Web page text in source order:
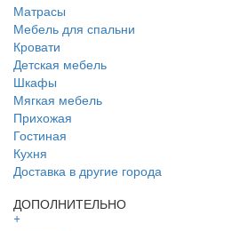
Матрасы
Мебель для спальни
Кровати
Детская мебель
Шкафы
Мягкая мебель
Прихожая
Гостиная
Кухня
Доставка в другие города
ДОПОЛНИТЕЛЬНО
+